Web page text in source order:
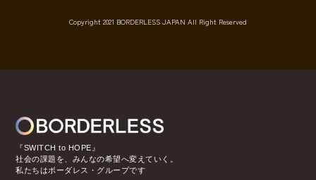
Copyright 2021 BORDERLESS JAPAN All Right Reserved
『SWITCH to HOPE』
社会の課題を、みんなの希望へ変えていく。
私たちはボーダレス・グループです